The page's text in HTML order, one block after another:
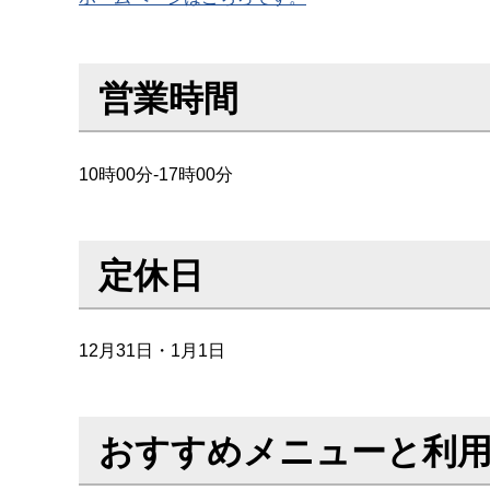
営業時間
10時00分-17時00分
定休日
12月31日・1月1日
おすすめメニューと利